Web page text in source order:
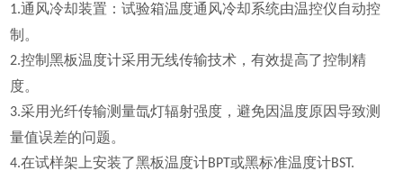
1.通风冷却装置：试验箱温度通风冷却系统由温控仪自动控
制。
2.控制黑板温度计采用无线传输技术，有效提高了控制精
度。
3.采用光纤传输测量氙灯辐射强度，避免因温度原因导致测
量值误差的问题。
4.在试样架上安装了黑板温度计BPT或黑标准温度计BST.